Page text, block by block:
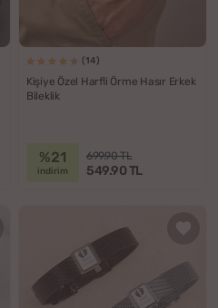
(14)
Kişiye Özel Harfli Örme Hasır Erkek
Bileklik
%21
indirim
699.90 TL
549.90 TL